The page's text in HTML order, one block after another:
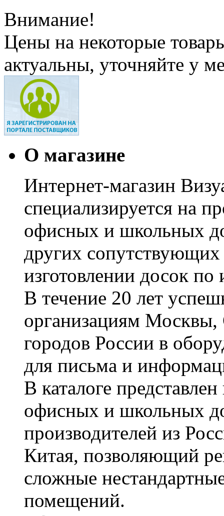
Внимание!
Цены на некоторые
актуальны, уточняйте у
О магазине
Интернет-магазин
специализируется на
офисных и школьных
других сопутствующих
изготовлении досок по
В течение 20 лет
организациям Москвы,
городов России в
для письма и
В каталоге
офисных и школьных
производителей из
Китая, позволяющий
сложные
помещений.